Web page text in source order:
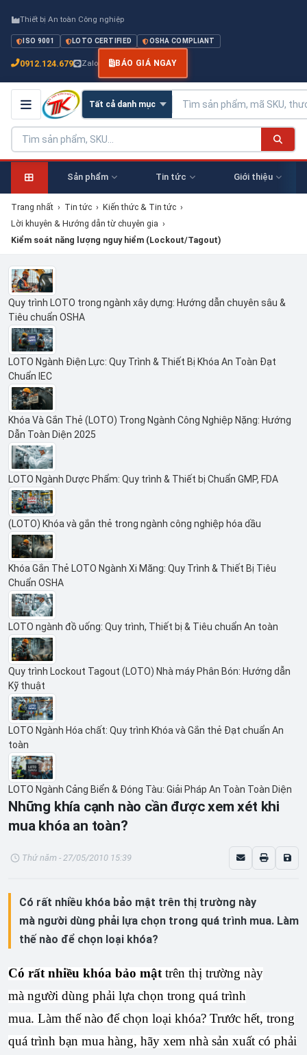
Thiết bị An toàn Công nghiệp
ISO 9001 LOTO CERTIFIED OSHA COMPLIANT
0912.124.679 Zalo BÁO GIÁ NGAY
Sản phẩm Tin tức Giới thiệu
Trang nhất › Tin tức › Kiến thức & Tin tức ›
Lời khuyên & Hướng dẫn từ chuyên gia ›
Kiểm soát năng lượng nguy hiểm (Lockout/Tagout)
Quy trình LOTO trong ngành xây dựng: Hướng dẫn chuyên sâu &
Tiêu chuẩn OSHA
LOTO Ngành Điện Lực: Quy Trình & Thiết Bị Khóa An Toàn Đạt
Chuẩn IEC
Khóa Và Gắn Thẻ (LOTO) Trong Ngành Công Nghiệp Nặng: Hướng
Dẫn Toàn Diện 2025
LOTO Ngành Dược Phẩm: Quy trình & Thiết bị Chuẩn GMP, FDA
(LOTO) Khóa và gắn thẻ trong ngành công nghiệp hóa dầu
Khóa Gắn Thẻ LOTO Ngành Xi Măng: Quy Trình & Thiết Bị Tiêu
Chuẩn OSHA
LOTO ngành đồ uống: Quy trình, Thiết bị & Tiêu chuẩn An toàn
Quy trình Lockout Tagout (LOTO) Nhà máy Phân Bón: Hướng dẫn
Kỹ thuật
LOTO Ngành Hóa chất: Quy trình Khóa và Gắn thẻ Đạt chuẩn An
toàn
LOTO Ngành Cảng Biển & Đóng Tàu: Giải Pháp An Toàn Toàn Diện
Những khía cạnh nào cần được xem xét khi
mua khóa an toàn?
Thứ năm - 27/05/2010 15:39
Có rất nhiều khóa bảo mật trên thị trường này
mà người dùng phải lựa chọn trong quá trình mua. Làm
thế nào để chọn loại khóa?
Có rất nhiều khóa bảo mật trên thị trường này
mà người dùng phải lựa chọn trong quá trình
mua. Làm thế nào để chọn loại khóa? Trước hết, trong
quá trình bạn mua hàng, hãy xem nhà sản xuất có phải